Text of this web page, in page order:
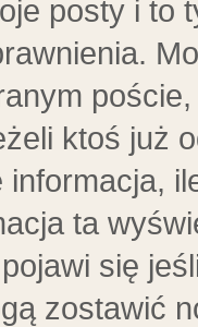
posty i to
ktoś już
ta
się
zostawić